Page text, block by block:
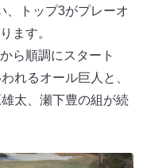
、トップ3がプレーオ
ます。
ら順調にスタート
れるオール巨人と、
太、瀬下豊の組が続